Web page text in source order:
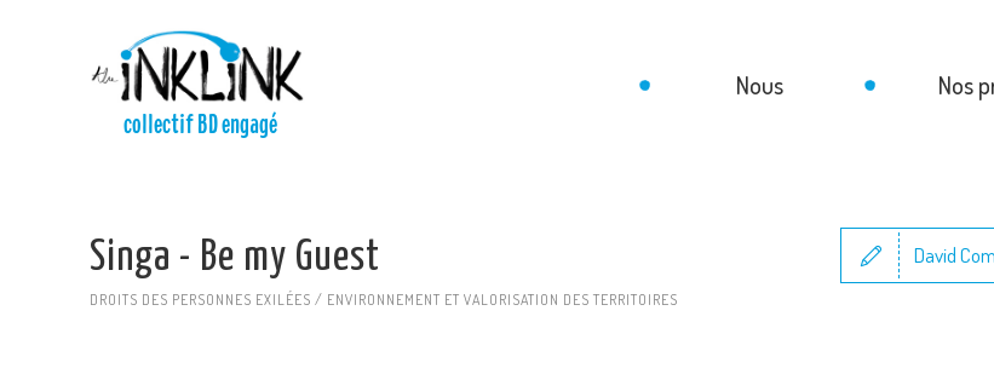
collectif BD engagé
Nous Nos
Singa - Be my Guest
DROITS DES PERSONNES EXILÉES / ENVIRONNEMENT ET VALORISATION DES TERRITOIRES
David